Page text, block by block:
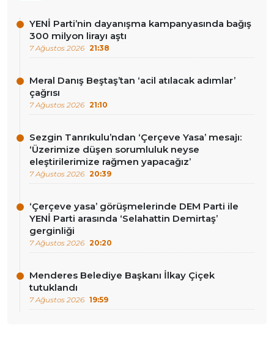
YENİ Parti’nin dayanışma kampanyasında bağış
300 milyon lirayı aştı
7 Ağustos 2026 21:38
Meral Danış Beştaş’tan ‘acil atılacak adımlar’
çağrısı
7 Ağustos 2026 21:10
Sezgin Tanrıkulu’ndan ‘Çerçeve Yasa’ mesajı:
‘Üzerimize düşen sorumluluk neyse
eleştirilerimize rağmen yapacağız’
7 Ağustos 2026 20:39
‘Çerçeve yasa’ görüşmelerinde DEM Parti ile
YENİ Parti arasında ‘Selahattin Demirtaş’
gerginliği
7 Ağustos 2026 20:20
Menderes Belediye Başkanı İlkay Çiçek
tutuklandı
7 Ağustos 2026 19:59